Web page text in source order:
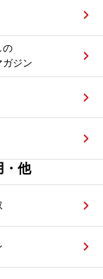
の
ガジン
・他